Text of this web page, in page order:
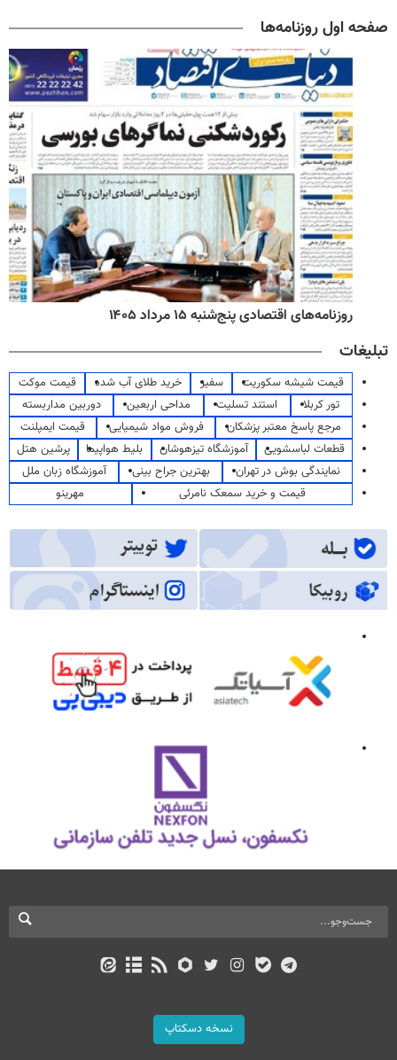
صفحه اول روزنامه‌ها
روزنامه‌های اقتصادی پنج‌شنبه ۱۵ مرداد ۱۴۰۵
تبلیغات
قیمت شیشه سکوریت سفیر خرید طلای آب شده
قیمت موکت
تور کربلا
استند تسلیت مداحی اربعین
دوربین مداربسته
مرجع پاسخ معتبر پزشکان
فروش مواد شیمیایی
قیمت ایمپلنت
قطعات لباسشویی
آموزشگاه تیزهوشان بلیط هواپیما
پرشین هتل
نمایندگی بوش در تهران
بهترین جراح بینی
آموزشگاه زبان ملل
قیمت و خرید سمعک نامرئی
مهرینو
نسخه دسکتاپ